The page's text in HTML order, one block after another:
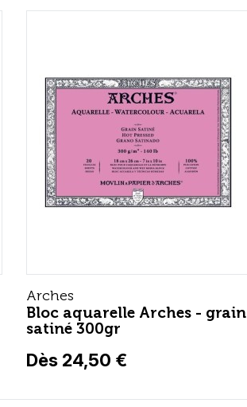
Arches
Bloc aquarelle Arches - grain
satiné 300gr
Dès 24,50 €